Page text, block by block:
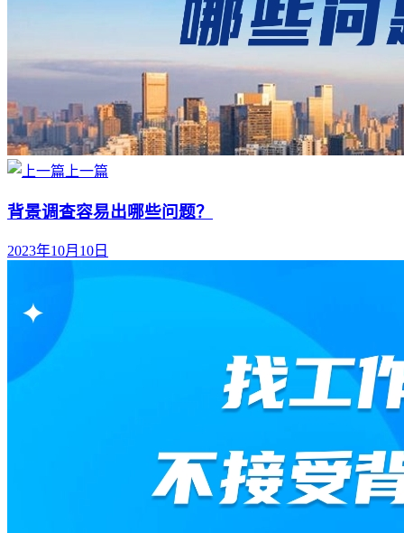
上一篇
背景调查容易出哪些问题？
2023年10月10日